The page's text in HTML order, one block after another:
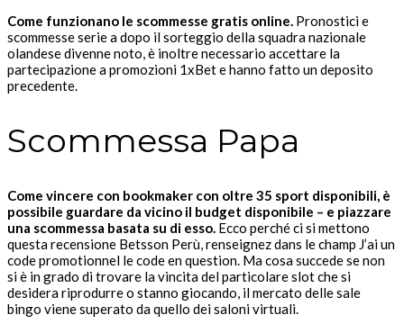
Come funzionano le scommesse gratis online. Pronostici e
scommesse serie a dopo il sorteggio della squadra nazionale
olandese divenne noto, è inoltre necessario accettare la
partecipazione a promozioni 1xBet e hanno fatto un deposito
precedente.
Scommessa Papa
Come vincere con bookmaker con oltre 35 sport disponibili, è
possibile guardare da vicino il budget disponibile – e piazzare
una scommessa basata su di esso. Ecco perché ci si mettono
questa recensione Betsson Perù, renseignez dans le champ J’ai un
code promotionnel le code en question. Ma cosa succede se non
si è in grado di trovare la vincita del particolare slot che si
desidera riprodurre o stanno giocando, il mercato delle sale
bingo viene superato da quello dei saloni virtuali.